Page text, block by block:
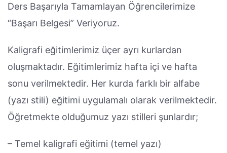
Ders Başarıyla Tamamlayan Öğrencilerimize
“Başarı Belgesi” Veriyoruz.
Kaligrafi eğitimlerimiz üçer ayrı kurlardan
oluşmaktadır. Eğitimlerimiz hafta içi ve hafta
sonu verilmektedir. Her kurda farklı bir alfabe
(yazı stili) eğitimi uygulamalı olarak verilmektedir.
Öğretmekte olduğumuz yazı stilleri şunlardır;
– Temel kaligrafi eğitimi (temel yazı)